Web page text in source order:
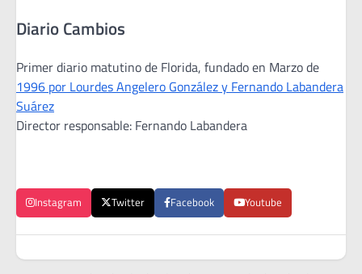
Diario Cambios
Primer diario matutino de Florida, fundado en Marzo de
1996 por Lourdes Angelero González y Fernando Labandera
Suárez
Director responsable: Fernando Labandera
Instagram Twitter Facebook Youtube